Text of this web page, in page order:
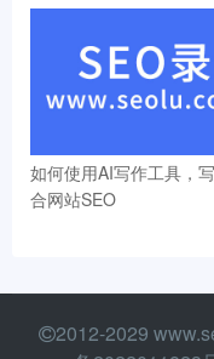
如何使用AI写作工具，
合网站SEO
2012-2029